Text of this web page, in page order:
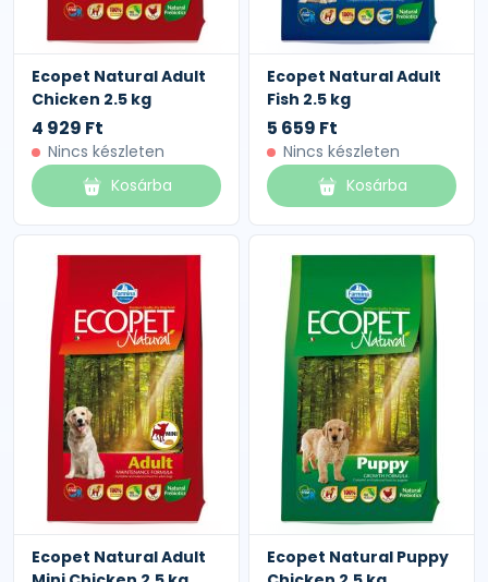
Ecopet Natural Adult
Chicken 2.5 kg
4 929 Ft
Nincs készleten
Kosárba
Ecopet Natural Adult
Fish 2.5 kg
5 659 Ft
Nincs készleten
Kosárba
Ecopet Natural Adult
Ecopet Natural Puppy